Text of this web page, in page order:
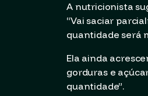
A nutricionista
“Vai saciar
quantidade será
Ela ainda
gorduras e
quantidade”.